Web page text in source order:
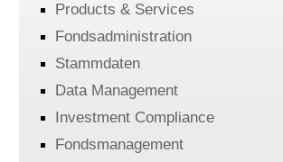
Products & Services
Fondsadministration
Stammdaten
Data Management
Investment Compliance
Fondsmanagement